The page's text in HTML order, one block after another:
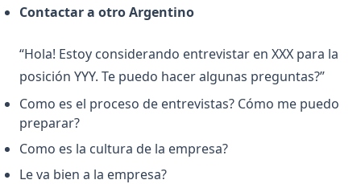
Contactar a otro Argentino
“Hola! Estoy considerando entrevistar en XXX para la
posición YYY. Te puedo hacer algunas preguntas?”
Como es el proceso de entrevistas? Cómo me puedo
preparar?
Como es la cultura de la empresa?
Le va bien a la empresa?